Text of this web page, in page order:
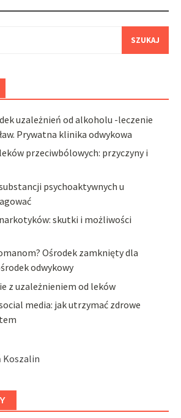
uzależnień od alkoholu -leczenie
Prywatna klinika odwykowa
przeciwbólowych: przyczyny i
psychoaktywnych u
skutki i możliwości
Ośrodek zamknięty dla
odwykowy
z uzależnieniem od leków
media: jak utrzymać zdrowe
Koszalin